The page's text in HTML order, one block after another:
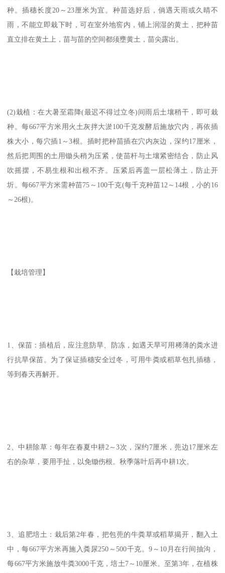
种。插穗长度20～23厘米为宜。种苗选好后，倘遇天雨或久晴不
雨，不能立即栽下时，可在室外地窖内，铺上润湿的黄土，把种苗
直立排在黄土上，苗与苗的空间都须壅黄土，苗尖露出。
(2)栽植：在大暑至霜降(最迟不得过立冬)间雨后土壤稍干，即可栽
种。每667平方米用火土灰拌大淤100千克发酵后施放穴内，再依插
株大小，每穴插1～3根。插时把种苗插在穴内灰边，深约17厘米，
然后把周围的土用锄头稍为压紧，使苗杆与土壤紧密结合，防止风
吹摇摆，不易生根和出根不齐。压紧后再盖一层松薄土，防止开
圻。每667平方米需种苗75～100千克(每千克种苗12～14根，小的16
～26根)。
【栽培管理】
1、保苗：插植后，应注意防旱、防冻，如遇天旱可用稀薄的粪水进
行抗旱保苗。为了保证插穗安全过冬，可用牛粪或稻草包扎插穗，
等到春天再解开。
2、中耕除草：每年在春夏中耕2～3次，深约7厘米，蔸边17厘米左
右的杂草，要用手扯，以免锄伤根。秋季落叶后再中耕1次。
3、追肥培土：栽后第2年春，把包蔸的牛粪草或稻草揭开，翻入土
中，每667平方米再施入粪尿250～500千克。9～10月在行间抽沟，
每667平方米施放牛粪3000千克，培土7～10厘米。至第3年，在植株